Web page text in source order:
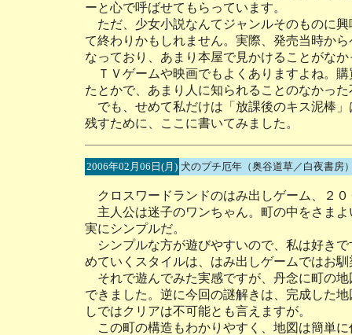
ーと心で呼ばせてもらっています。
ただ、少女小説なんてジャンルそのものに
て終わりかもしれません。実際、発売当時か
なっており、あまり本屋で見かけることがな
ＴＶゲームや映画でもよくありますよね。
たとかで、あまり人に知られることのなかっ
でも、せめて私だけは「放課後のキス泥棒
残すために、ここに書いてみました。
2006年02月06日(月) 犬のプチ厄年（奥谷道草／白夜書房
クロスワードランドのはみ出しゲーム、２０
主人公は迷子のワンちゃん。町の中をさま
実にシンプルだ。
シンプルな方が遊びやすいので、私は好き
めていくスタイルは、はみ出しゲームではお馴
それで遊んでみた実感ですが、丹念に町の
できました。逆に今回の謎解きは、完成した
しではクリアは不可能とも言えますが。
この町の構造もわかりやすく、地図は簡単